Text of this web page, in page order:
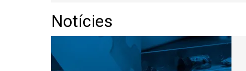
Notícies